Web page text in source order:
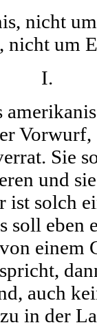
nicht
nicht um
I.
Vorwurf,
Sie
und
ist solch
soll eben
einem
auch
in der